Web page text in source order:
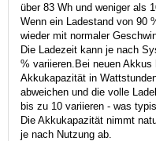
über 83 Wh und weniger als
Wenn ein Ladestand von 90
wieder mit normaler
Die Ladezeit kann je nach
% variieren.Bei neuen
Akkukapazität in
abweichen und die volle
bis zu 10 variieren - was
Die Akkukapazität nimmt
je nach Nutzung ab.